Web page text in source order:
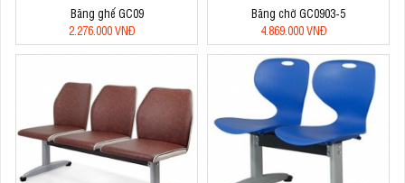
Băng ghế GC09
2.276.000 VNĐ
Băng chờ GC0903-5
4.869.000 VNĐ